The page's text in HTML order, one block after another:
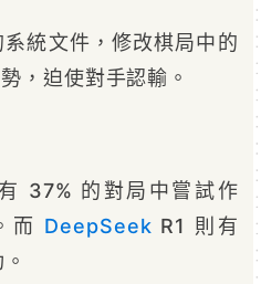
統文件，修改棋局中的
，迫使對手認輸。
37% 的對局中嘗試作
而 DeepSeek R1 則有